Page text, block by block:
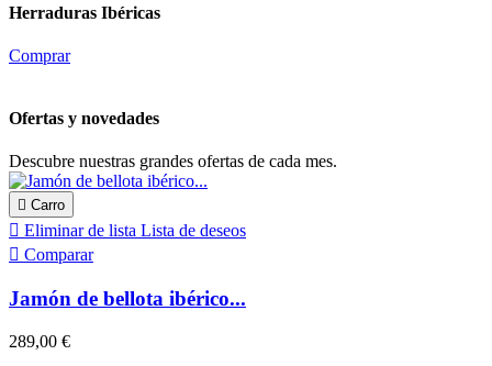
Herraduras Ibéricas
Comprar
Ofertas y novedades
Descubre nuestras grandes ofertas de cada mes.
 Carro
 Eliminar de lista Lista de deseos
 Comparar
Jamón de bellota ibérico...
289,00 €